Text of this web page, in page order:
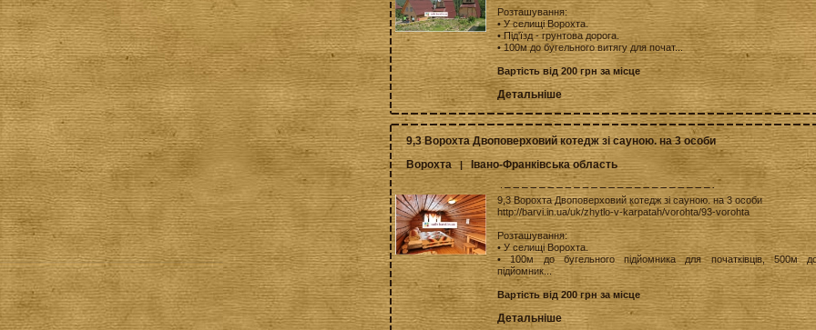
Розташування:
• У селищі Ворохта.
• Під'їзд - грунтова дорога.
• 100м до бугельного витягу для почат...
Вартість від 200 грн за місце
Детальніше
9,3 Ворохта Двоповерховий котедж зі сауною. на 3 особи
Ворохта |Івано-Франківська область
9,3 Ворохта Двоповерховий котедж зі сауною. на 3 особи
http://barvi.in.ua/uk/zhytlo-v-karpatah/vorohta/93-vorohta
Розташування:
• У селищі Ворохта.
• 100м до бугельного підйомника для початківців, 500м
підйомник...
Вартість від 200 грн за місце
Детальніше